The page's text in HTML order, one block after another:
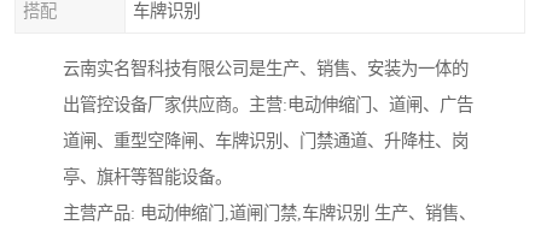
搭配 车牌识别
云南实名智科技有限公司是生产、销售、安装为一体的
出管控设备厂家供应商。主营:电动伸缩门、道闸、广告
道闸、重型空降闸、车牌识别、门禁通道、升降柱、岗
亭、旗杆等智能设备。
主营产品: 电动伸缩门,道闸门禁,车牌识别 生产、销售、